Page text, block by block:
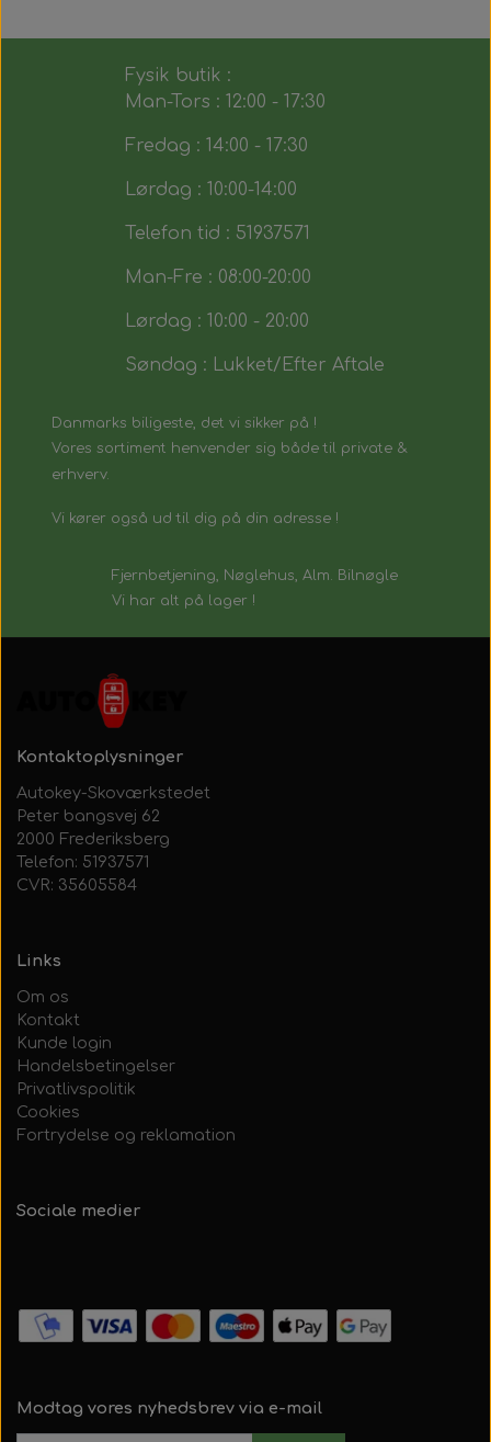
Fysik butik :
Man-Tors : 12:00 - 17:30
Fredag : 14:00 - 17:30
Lørdag : 10:00-14:00
Telefon tid : 51937571
Man-Fre : 08:00-20:00
Lørdag : 10:00 - 20:00
Søndag : Lukket/Efter Aftale
Danmarks biligeste, det vi sikker på !
Vores sortiment henvender sig både til private &
erhverv.
Vi kører også ud til dig på din adresse !
Fjernbetjening, Nøglehus, Alm. Bilnøgle
Vi har alt på lager !
Kontaktoplysninger
Autokey-Skoværkstedet
Peter bangsvej 62
2000 Frederiksberg
Telefon: 51937571
CVR: 35605584
Links
Om os
Kontakt
Kunde login
Handelsbetingelser
Privatlivspolitik
Cookies
Fortrydelse og reklamation
Sociale medier
Modtag vores nyhedsbrev via e-mail